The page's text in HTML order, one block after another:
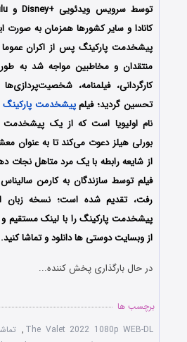
کانادا و سایر کشورها همزمان به صورت
پیشخدمت پارکینگ پس از اکران عموما
منتقدان و مخاطبین مواجه شد به
کارگردانی، فیلمنامه،
تحسین گردید؛ فیلمپیشخدمت پارکینگ
نام اولیویا است که از یک پیشخدمت
بورلی هیلز دعوت می‌کند تا به عنوان
از شایعه رابطه با یک مرد متاهل نجات
رفت، تقدیم شده است؛ نسخه زبان
پیشخدمت پارکینگ را با ‌لینک مستقیم
از وبسایت دوستی ها دانلود و تماشا کنید.
در حال بارگذاری پخش کننده...
برچسب ها
The Valet 2022 1080p WEB-DL
,